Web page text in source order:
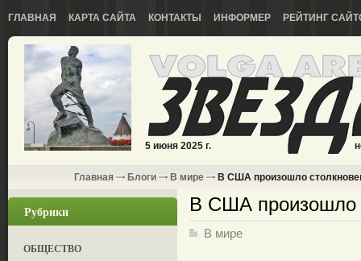
ГЛАВНАЯ КАРТА САЙТА КОНТАКТЫ ИНФОРМЕР РЕЙТИНГ
5 июня 2025 г.
Главная Блоги В мире В США произошло
Рубрики
ОБЩЕСТВО
В США произошло
В мире